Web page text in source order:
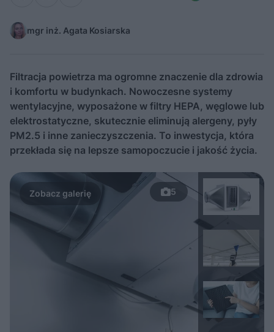
mgr inż. Agata Kosiarska
Filtracja powietrza ma ogromne znaczenie dla zdrowia
i komfortu w budynkach. Nowoczesne systemy
wentylacyjne, wyposażone w filtry HEPA, węglowe lub
elektrostatyczne, skutecznie eliminują alergeny, pyły
PM2.5 i inne zanieczyszczenia. To inwestycja, która
przekłada się na lepsze samopoczucie i jakość życia.
5